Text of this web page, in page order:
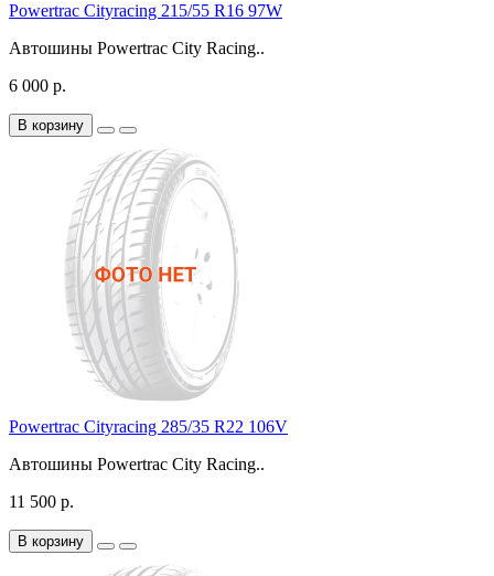
Powertrac Cityracing 215/55 R16 97W
Автошины Powertrac City Racing..
6 000 р.
В корзину
Powertrac Cityracing 285/35 R22 106V
Автошины Powertrac City Racing..
11 500 р.
В корзину